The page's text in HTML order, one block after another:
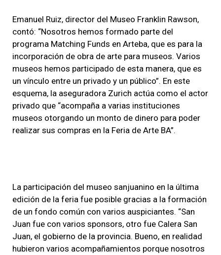
Emanuel Ruiz, director del Museo Franklin Rawson,
contó: “Nosotros hemos formado parte del
programa Matching Funds en Arteba, que es para la
incorporación de obra de arte para museos. Varios
museos hemos participado de esta manera, que es
un vínculo entre un privado y un público”. En este
esquema, la aseguradora Zurich actúa como el actor
privado que “acompaña a varias instituciones
museos otorgando un monto de dinero para poder
realizar sus compras en la Feria de Arte BA”.
La participación del museo sanjuanino en la última
edición de la feria fue posible gracias a la formación
de un fondo común con varios auspiciantes. “San
Juan fue con varios sponsors, otro fue Calera San
Juan, el gobierno de la provincia. Bueno, en realidad
hubieron varios acompañamientos porque nosotros